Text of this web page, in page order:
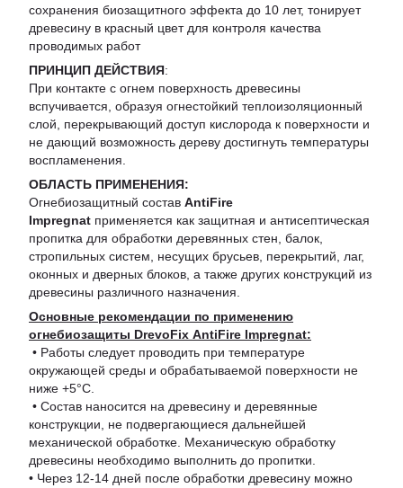
сохранения биозащитного эффекта до 10 лет, тонирует
древесину в красный цвет для контроля качества
проводимых работ
ПРИНЦИП ДЕЙСТВИЯ:
При контакте с огнем поверхность древесины
вспучивается, образуя огнестойкий теплоизоляционный
слой, перекрывающий доступ кислорода к поверхности и
не дающий возможность дереву достигнуть температуры
воспламенения.
ОБЛАСТЬ ПРИМЕНЕНИЯ:
Огнебиозащитный состав AntiFire
Impregnat применяется как защитная и антисептическая
пропитка для обработки деревянных стен, балок,
стропильных систем, несущих брусьев, перекрытий, лаг,
оконных и дверных блоков, а также других конструкций из
древесины различного назначения.
Основные рекомендации по применению
огнебиозащиты DrevoFix AntiFire Impregnat:
• Работы следует проводить при температуре
окружающей среды и обрабатываемой поверхности не
ниже +5°С.
• Состав наносится на древесину и деревянные
конструкции, не подвергающиеся дальнейшей
механической обработке. Механическую обработку
древесины необходимо выполнить до пропитки.
• Через 12-14 дней после обработки древесину можно